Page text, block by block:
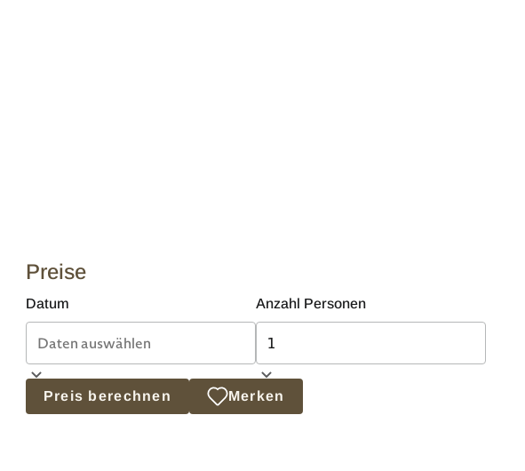
Preise
Datum Anzahl Personen
Preis berechnen Merken